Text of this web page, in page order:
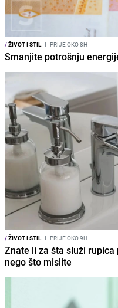
/ŽIVOT I STIL I PRIJE OKO 8H
Smanjite potrošnju
/ŽIVOT I STIL I PRIJE OKO 9H
Znate li za šta služi
nego što mislite